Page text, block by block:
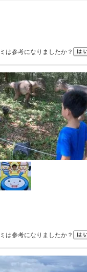
は参考になりましたか？
は参考になりましたか？